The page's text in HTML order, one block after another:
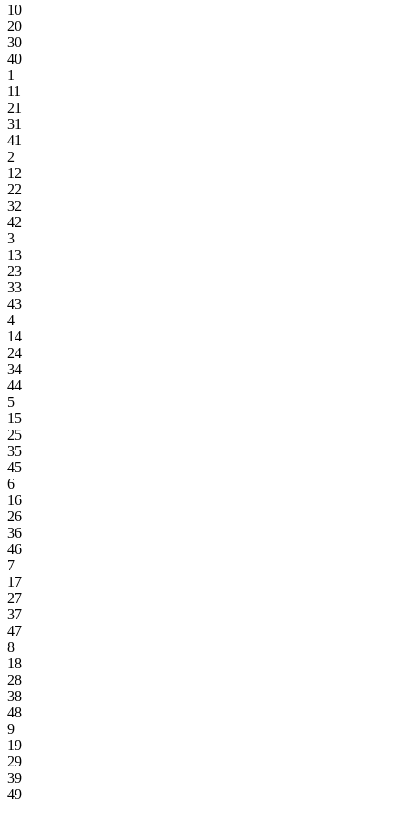
10
20
30
40
1
11
21
31
41
2
12
22
32
42
3
13
23
33
43
4
14
24
34
44
5
15
25
35
45
6
16
26
36
46
7
17
27
37
47
8
18
28
38
48
9
19
29
39
49